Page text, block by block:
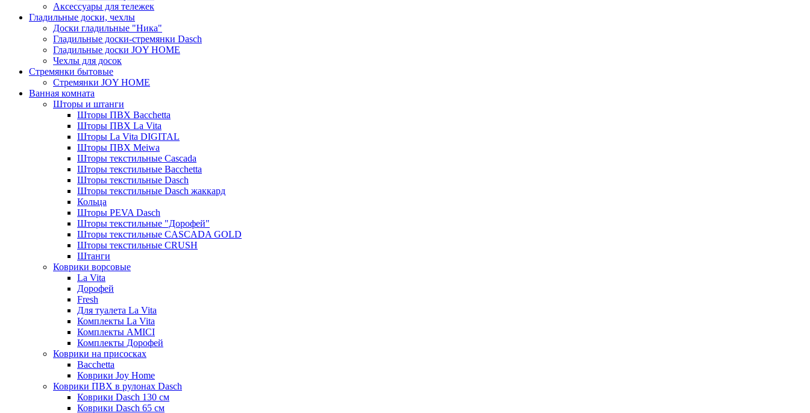
Аксессуары для тележек
Гладильные доски, чехлы
Доски гладильные "Ника"
Гладильные доски-стремянки Dasch
Гладильные доски JOY HOME
Чехлы для досок
Стремянки бытовые
Стремянки JOY HOME
Ванная комната
Шторы и штанги
Шторы ПВХ Bacchetta
Шторы ПВХ La Vita
Шторы La Vita DIGITAL
Шторы ПВХ Meiwa
Шторы текстильные Cascada
Шторы текстильные Bacchetta
Шторы текстильные Dasch
Шторы текстильные Dasch жаккард
Кольца
Шторы PEVA Dasch
Шторы текстильные "Дорофей"
Шторы текстильные CASCADA GOLD
Шторы текстильные CRUSH
Штанги
Коврики ворсовые
La Vita
Дорофей
Fresh
Для туалета La Vita
Комплекты La Vita
Комплекты AMICI
Комплекты Дорофей
Коврики на присосках
Bacchetta
Коврики Joy Home
Коврики ПВХ в рулонах Dasch
Коврики Dasch 130 см
Коврики Dasch 65 см